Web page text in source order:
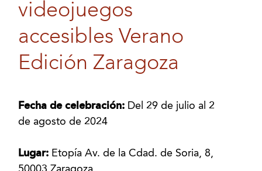
videojuegos
accesibles Verano
Edición Zaragoza
Fecha de celebración: Del 29 de julio al 2
de agosto de 2024
Lugar: Etopía Av. de la Cdad. de Soria, 8,